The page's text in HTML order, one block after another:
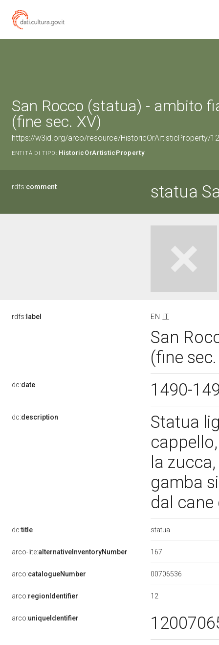
San Rocco (statua) - ambito
(fine sec. XV)
https://w3id.org/arco/resource/HistoricOrArtisticProperty/
ENTITÀ DI TIPO: HistoricOrArtisticProperty
rdfs:comment statua
rdfs: label EN IT
San
(fine
dc:date 1490-
dc:description
Statua
la
gamba
dal
dc:title statua
arco-lite:alternativeInventoryNumber 167
arco:catalogueNumber 00706536
arco:regionIdentifier 12
arco:uniqueIdentifier